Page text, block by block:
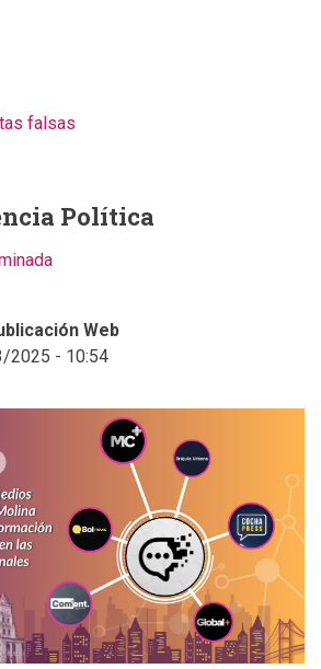
falsas
Política
Web
2025 - 10:54